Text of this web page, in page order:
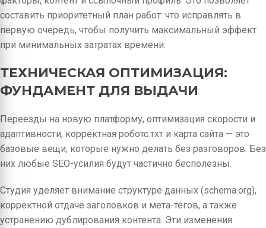
составить приоритетный план работ: что исправлять в
первую очередь, чтобы получить максимальный эффект
при минимальных затратах времени.
ТЕХНИЧЕСКАЯ ОПТИМИЗАЦИЯ:
ФУНДАМЕНТ ДЛЯ ВЫДАЧИ
Переезды на новую платформу, оптимизация скорости и
адаптивности, корректная роботс.тхт и карта сайта — это
базовые вещи, которые нужно делать без разговоров. Без
них любые SEO-усилия будут частично бесполезны.
Студия уделяет внимание структуре данных (schema.org),
корректной отдаче заголовков и мета-тегов, а также
устранению дублирования контента. Эти изменения